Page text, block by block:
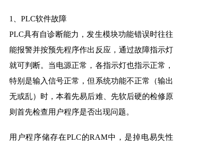
1、PLC软件故障
PLC具有自诊断能力，发生模块功能错误时往往
能报警并按预先程序作出反应，通过故障指示灯
就可判断。当电源正常，各指示灯也指示正常，
特别是输入信号正常，但系统功能不正常（输出
无或乱）时，本着先易后难、先软后硬的检修原
则首先检查用户程序是否出现问题。
用户程序储存在PLC的RAM中，是掉电易失性